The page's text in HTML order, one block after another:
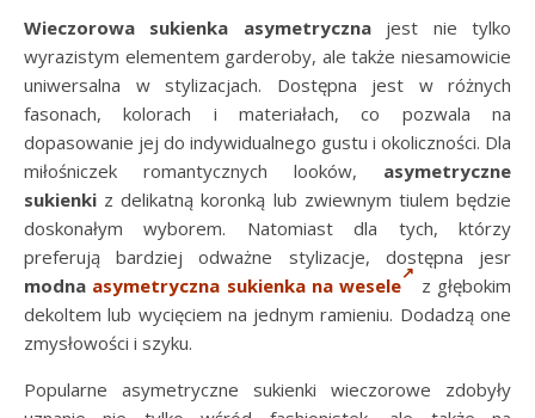
Wieczorowa sukienka asymetrycznajest nie tylko
wyrazistym elementem garderoby, ale także niesamowicie
uniwersalna w stylizacjach. Dostępna jest w różnych
fasonach, kolorach i materiałach, co pozwala na
dopasowanie jej do indywidualnego gustu i okoliczności. Dla
miłośniczek romantycznych looków, asymetryczne
sukienki z delikatną koronką lub zwiewnym tiulem będzie
doskonałym wyborem. Natomiast dla tych, którzy
preferują bardziej odważne stylizacje, dostępna jesr
modna asymetryczna sukienka na wesele
z głębokim
dekoltem lub wycięciem na jednym ramieniu. Dodadzą one
zmysłowości i szyku.
Popularne asymetryczne sukienki wieczorowe zdobyły